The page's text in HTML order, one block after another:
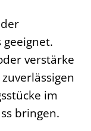
verstärke
im
bringen.